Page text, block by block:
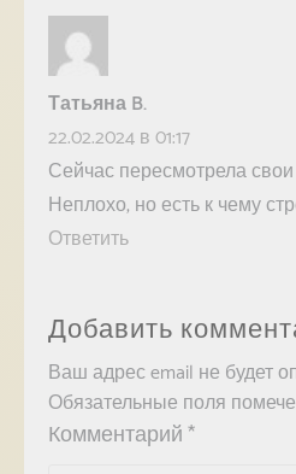
Татьяна B.
22.02.2024 в 01:17
Сейчас пересмотрела
Неплохо, но есть к чему
Ответить
Добавить
Ваш адрес email не будет
Обязательные поля
Комментарий*